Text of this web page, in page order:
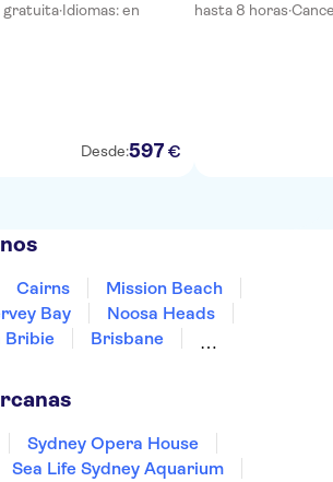
gratuita·Idiomas: en
Desde:597 €
hasta 8 horas·
Cairns
Mission Beach
Bay
Noosa Heads
Bribie
Brisbane
Sydney Opera House
Sea Life Sydney Aquarium